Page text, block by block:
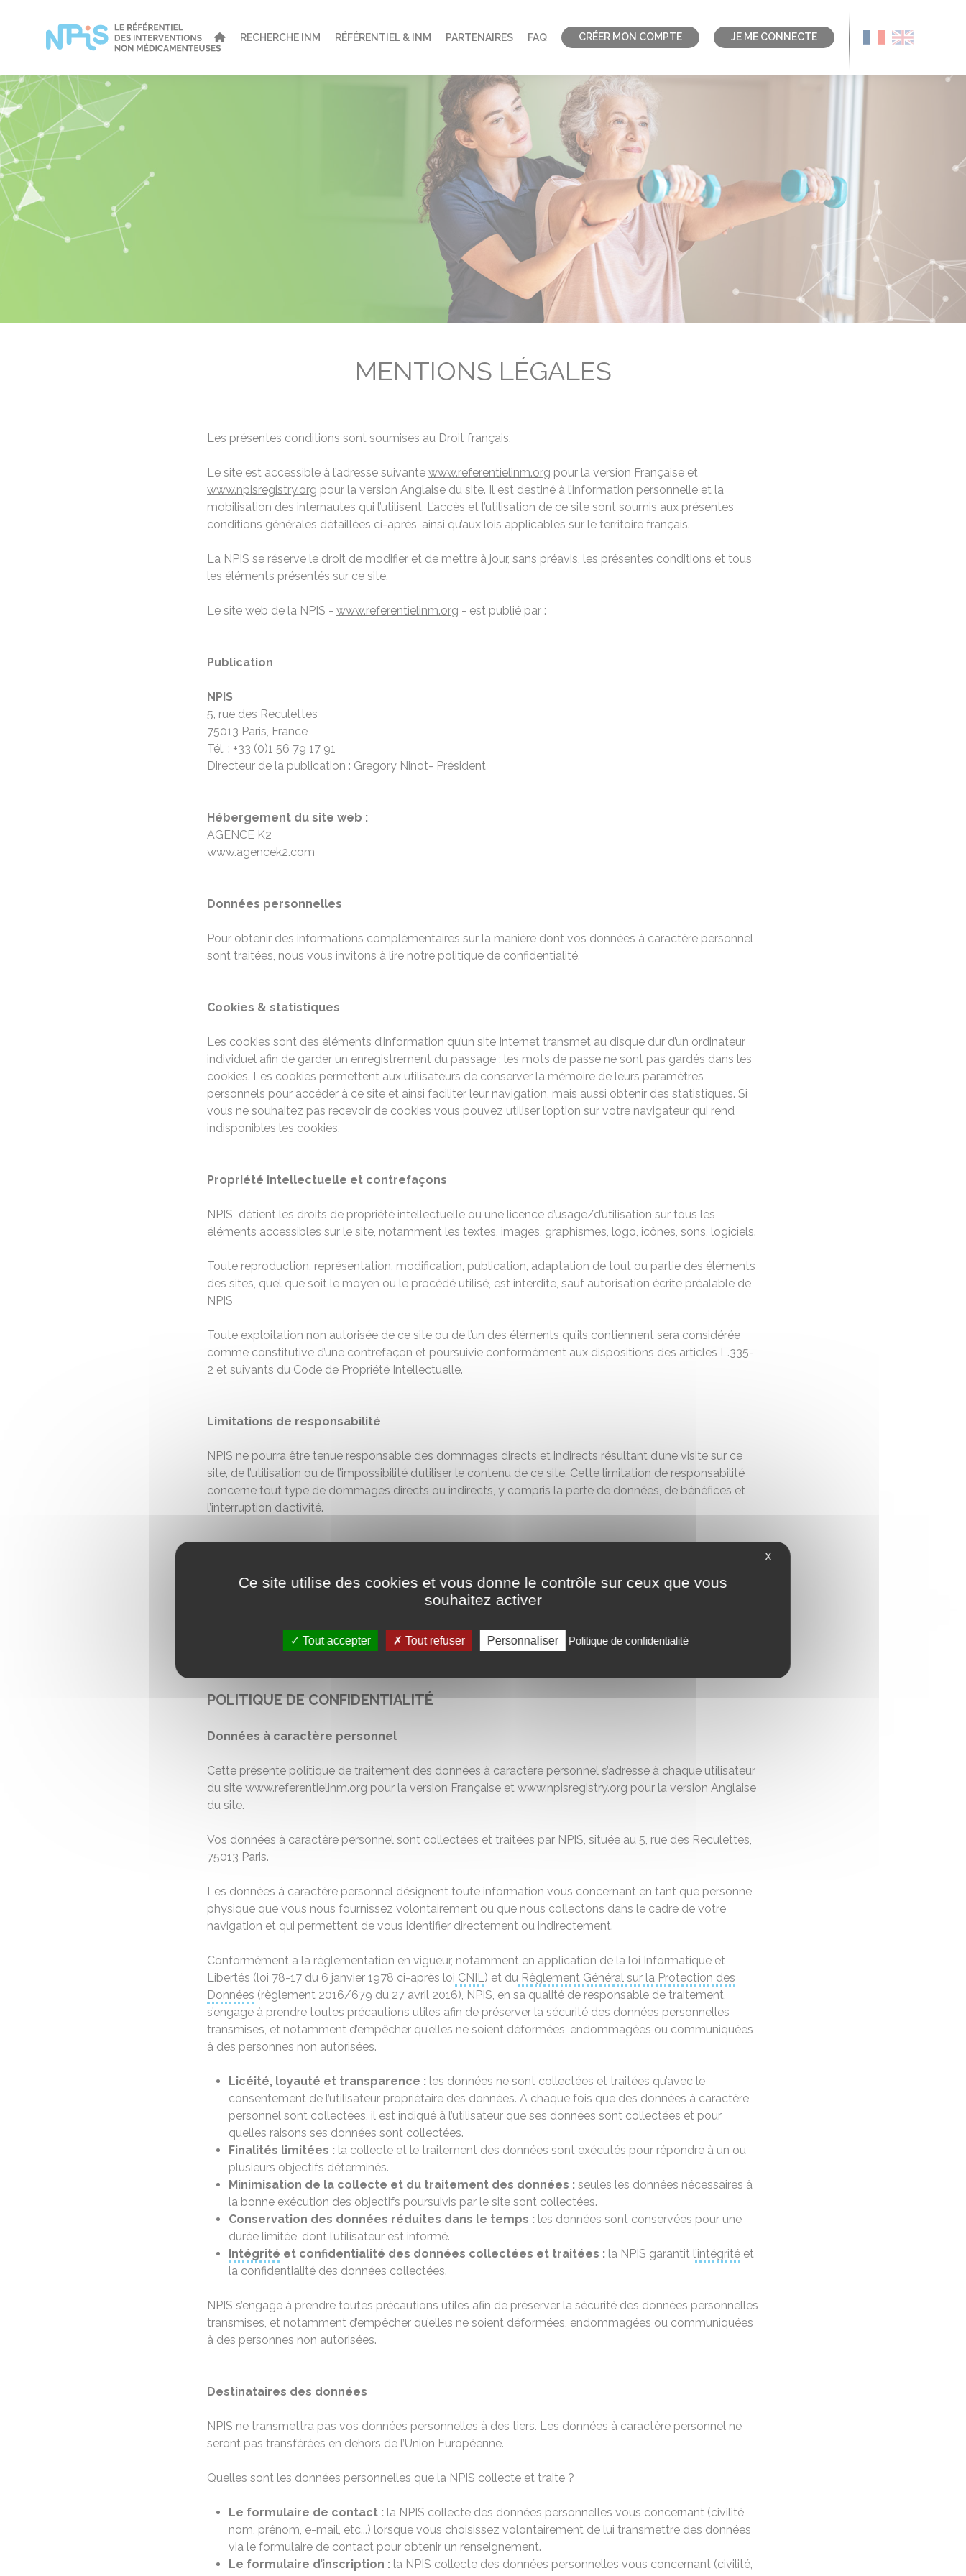
RECHERCHE INM RÉFÉRENTIEL & INM PARTENAIRES FAQ CRÉER MON COMPTE JE ME CONNECTE
MENTIONS LÉGALES
Les présentes conditions sont soumises au Droit français.
Le site est accessible à l’adresse suivante www.referentielinm.org pour la version Française et
www.npisregistry.org pour la version Anglaise du site. Il est destiné à l’information personnelle et la
mobilisation des internautes qui l’utilisent. L’accès et l’utilisation de ce site sont soumis aux présentes
conditions générales détaillées ci-après, ainsi qu’aux lois applicables sur le territoire français.
La NPIS se réserve le droit de modifier et de mettre à jour, sans préavis, les présentes conditions et tous
les éléments présentés sur ce site.
Le site web de la NPIS - www.referentielinm.org - est publié par :
Publication
NPIS
5, rue des Reculettes
75013 Paris, France
Tél. : +33 (0)1 56 79 17 91
Directeur de la publication : Gregory Ninot- Président
Hébergement du site web :
AGENCE K2
www.agencek2.com
Données personnelles
Pour obtenir des informations complémentaires sur la manière dont vos données à caractère personnel
sont traitées, nous vous invitons à lire notre politique de confidentialité.
Cookies & statistiques
Les cookies sont des éléments d’information qu’un site Internet transmet au disque dur d’un ordinateur
individuel afin de garder un enregistrement du passage ; les mots de passe ne sont pas gardés dans les
cookies. Les cookies permettent aux utilisateurs de conserver la mémoire de leurs paramètres
personnels pour accéder à ce site et ainsi faciliter leur navigation, mais aussi obtenir des statistiques. Si
vous ne souhaitez pas recevoir de cookies vous pouvez utiliser l’option sur votre navigateur qui rend
indisponibles les cookies.
Propriété intellectuelle et contrefaçons
NPIS détient les droits de propriété intellectuelle ou une licence d’usage/d’utilisation sur tous les
éléments accessibles sur le site, notamment les textes, images, graphismes, logo, icônes, sons, logiciels.
Toute reproduction, représentation, modification, publication, adaptation de tout ou partie des éléments
des sites, quel que soit le moyen ou le procédé utilisé, est interdite, sauf autorisation écrite préalable de
NPIS
Toute exploitation non autorisée de ce site ou de l’un des éléments qu’ils contiennent sera considérée
comme constitutive d’une contrefaçon et poursuivie conformément aux dispositions des articles L.335-
2 et suivants du Code de Propriété Intellectuelle.
Limitations de responsabilité
NPIS ne pourra être tenue responsable des dommages directs et indirects résultant d’une visite sur ce
site, de l’utilisation ou de l’impossibilité d’utiliser le contenu de ce site. Cette limitation de responsabilité
concerne tout type de dommages directs ou indirects, y compris la perte de données, de bénéfices et
l’interruption d’activité.
POLITIQUE DE CONFIDENTIALITÉ
Données à caractère personnel
Cette présente politique de traitement des données à caractère personnel s’adresse à chaque utilisateur
du site www.referentielinm.org pour la version Française et www.npisregistry.org pour la version Anglaise
du site.
Vos données à caractère personnel sont collectées et traitées par NPIS, située au 5, rue des Reculettes,
75013 Paris.
Les données à caractère personnel désignent toute information vous concernant en tant que personne
physique que vous nous fournissez volontairement ou que nous collectons dans le cadre de votre
navigation et qui permettent de vous identifier directement ou indirectement.
Conformément à la réglementation en vigueur, notamment en application de la loi Informatique et
Libertés (loi 78-17 du 6 janvier 1978 ci-après loi CNIL) et du Règlement Général sur la Protection des
Données (règlement 2016/679 du 27 avril 2016), NPIS, en sa qualité de responsable de traitement,
s’engage à prendre toutes précautions utiles afin de préserver la sécurité des données personnelles
transmises, et notamment d’empêcher qu’elles ne soient déformées, endommagées ou communiquées
à des personnes non autorisées.
Licéité, loyauté et transparence : les données ne sont collectées et traitées qu’avec le
consentement de l’utilisateur propriétaire des données. A chaque fois que des données à caractère
personnel sont collectées, il est indiqué à l’utilisateur que ses données sont collectées et pour
quelles raisons ses données sont collectées.
Finalités limitées : la collecte et le traitement des données sont exécutés pour répondre à un ou
plusieurs objectifs déterminés.
Minimisation de la collecte et du traitement des données : seules les données nécessaires à
la bonne exécution des objectifs poursuivis par le site sont collectées.
Conservation des données réduites dans le temps : les données sont conservées pour une
durée limitée, dont l’utilisateur est informé.
Intégrité et confidentialité des données collectées et traitées : la NPIS garantit l’intégrité et
la confidentialité des données collectées.
NPIS s’engage à prendre toutes précautions utiles afin de préserver la sécurité des données personnelles
transmises, et notamment d’empêcher qu’elles ne soient déformées, endommagées ou communiquées
à des personnes non autorisées.
Destinataires des données
NPIS ne transmettra pas vos données personnelles à des tiers. Les données à caractère personnel ne
seront pas transférées en dehors de l’Union Européenne.
Quelles sont les données personnelles que la NPIS collecte et traite ?
Le formulaire de contact : la NPIS collecte des données personnelles vous concernant (civilité,
nom, prénom, e-mail, etc...) lorsque vous choisissez volontairement de lui transmettre des données
via le formulaire de contact pour obtenir un renseignement.
Le formulaire d’inscription : la NPIS collecte des données personnelles vous concernant (civilité,
X
Ce site utilise des cookies et vous donne le contrôle sur ceux que vous
souhaitez activer
Tout accepter Tout refuser Personnaliser Politique de confidentialité